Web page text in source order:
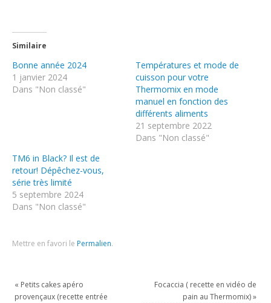
Similaire
Bonne année 2024
1 janvier 2024
Dans "Non classé"
Températures et mode de
cuisson pour votre
Thermomix en mode
manuel en fonction des
différents aliments
21 septembre 2022
Dans "Non classé"
TM6 in Black? Il est de
retour! Dépêchez-vous,
série très limité
5 septembre 2024
Dans "Non classé"
Mettre en favori le Permalien.
« Petits cakes apéro
provençaux (recette entrée
Focaccia ( recette en vidéo de
pain au Thermomix)»